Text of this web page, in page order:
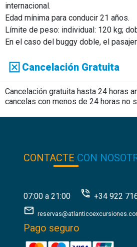
internacional.
Edad mínima para conducir 21 años.
Límite de peso: individual: 120 kg;
En el caso del buggy doble, el
Cancelación Gratuita
Cancelación gratuita hasta 24 horas
cancelas con menos de 24 horas no
CONTACTE CON
07:00 a 21:00 +34 922
Pago seguro